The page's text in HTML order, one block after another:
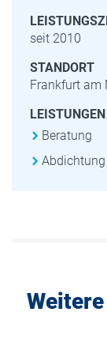
seit 2010
STANDORT
Frankfurt am
LEISTUNGEN
Beratung
Abdichtung